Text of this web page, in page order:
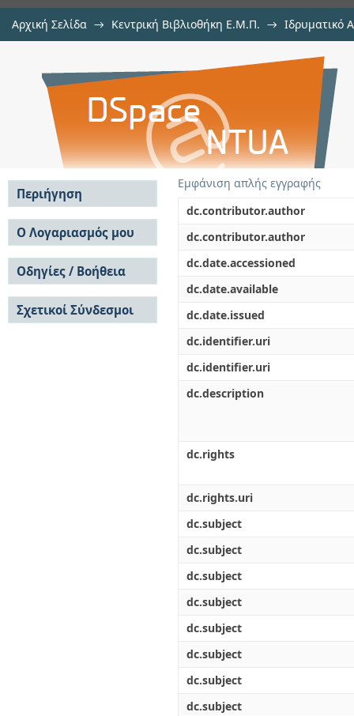
Αρχική Σελίδα → Κεντρική Βιβλιοθήκη Ε.Μ.Π. → Ιδρυματικό
Πειραματική Μελέτη του
Διερεύνηση της Επίδρασής της
Κτιρίων.
Εμφάνιση απλής εγγραφής
dc.contributor.author
dc.contributor.author
dc.date.accessioned
dc.date.available
dc.date.issued
dc.identifier.uri
dc.identifier.uri
dc.description
dc.rights
dc.rights.uri
dc.subject
dc.subject
dc.subject
dc.subject
dc.subject
dc.subject
dc.subject
dc.subject
Περιήγηση
Σε όλο το DSpace
Κοινότητες & Συλλογές
Ανά Ημερομηνία
Έκδοσης
Συγγραφείς
Τίτλοι
Θέματα
Ο Λογαριασμός μου
Σύνδεση
Εγγραφή
Οδηγίες / Βοήθεια
Οδηγίες Υποβολής
Οδηγίες Χρήσης ΙΑ
Συχνές Ερωτήσεις
Σχετικοί Σύνδεσμοι